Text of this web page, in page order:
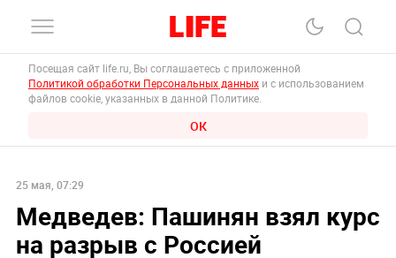
Посещая сайт life.ru, Вы соглашаетесь с приложенной
Политикой обработки Персональных данных и с использованием
файлов cookie, указанных в данной Политике.
ОК
25 мая, 07:29
Медведев: Пашинян взял курс
на разрыв с Россией